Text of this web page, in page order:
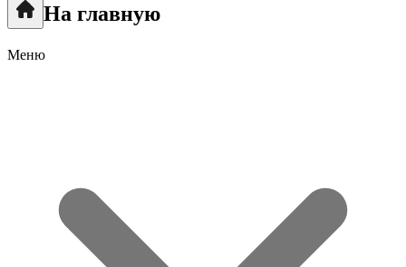
На главную
Меню